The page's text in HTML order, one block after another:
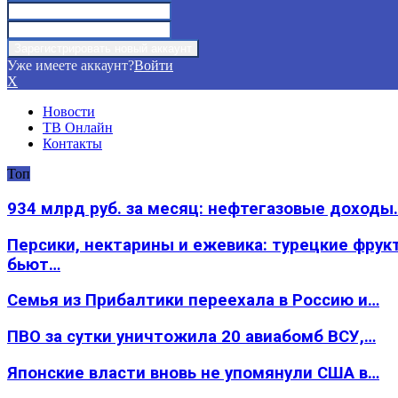
Уже имеете аккаунт?Войти
X
Новости
ТВ Онлайн
Контакты
Топ
934 млрд руб. за месяц: нефтегазовые
Персики, нектарины и ежевика: турецкие
бьют…
Семья из Прибалтики переехала в Россию и…
ПВО за сутки уничтожила 20 авиабомб ВСУ,…
Японские власти вновь не упомянули США в…